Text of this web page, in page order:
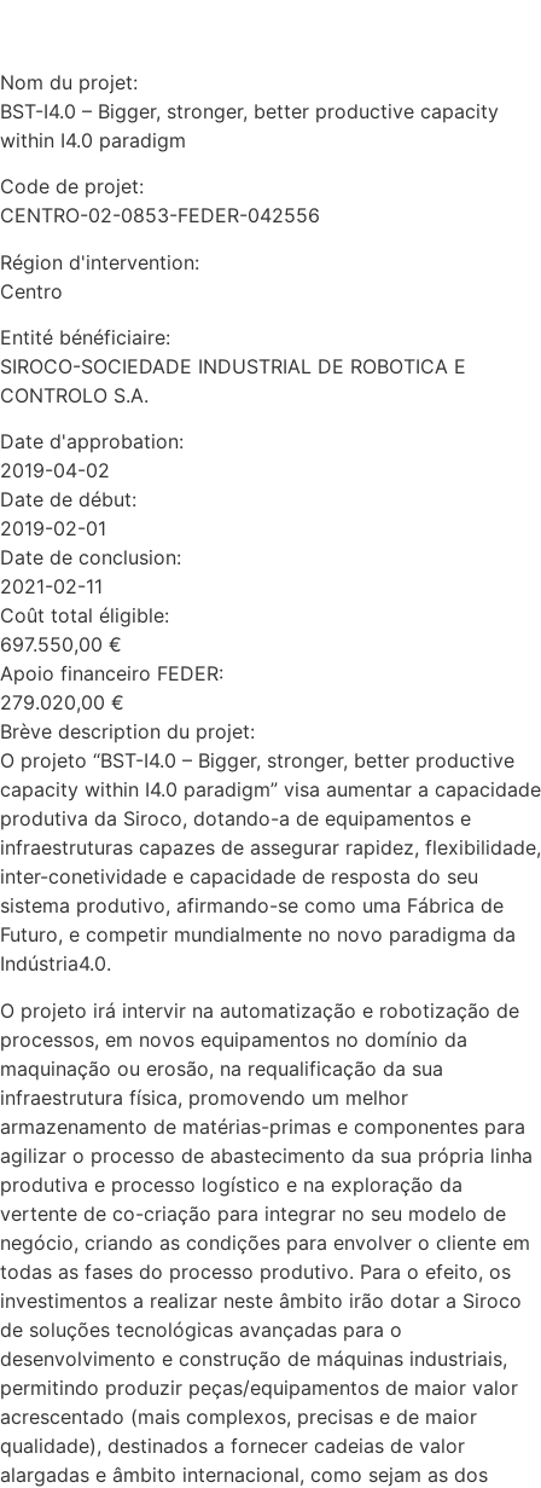
Nom du projet:
BST-I4.0 – Bigger, stronger, better productive capacity
within I4.0 paradigm
Code de projet:
CENTRO-02-0853-FEDER-042556
Région d'intervention:
Centro
Entité bénéficiaire:
SIROCO-SOCIEDADE INDUSTRIAL DE ROBOTICA E
CONTROLO S.A.
Date d'approbation:
2019-04-02
Date de début:
2019-02-01
Date de conclusion:
2021-02-11
Coût total éligible:
697.550,00 €
Apoio financeiro FEDER:
279.020,00 €
Brève description du projet:
O projeto “BST-I4.0 – Bigger, stronger, better productive
capacity within I4.0 paradigm” visa aumentar a capacidade
produtiva da Siroco, dotando-a de equipamentos e
infraestruturas capazes de assegurar rapidez, flexibilidade,
inter-conetividade e capacidade de resposta do seu
sistema produtivo, afirmando-se como uma Fábrica de
Futuro, e competir mundialmente no novo paradigma da
Indústria4.0.
O projeto irá intervir na automatização e robotização de
processos, em novos equipamentos no domínio da
maquinação ou erosão, na requalificação da sua
infraestrutura física, promovendo um melhor
armazenamento de matérias-primas e componentes para
agilizar o processo de abastecimento da sua própria linha
produtiva e processo logístico e na exploração da
vertente de co-criação para integrar no seu modelo de
negócio, criando as condições para envolver o cliente em
todas as fases do processo produtivo. Para o efeito, os
investimentos a realizar neste âmbito irão dotar a Siroco
de soluções tecnológicas avançadas para o
desenvolvimento e construção de máquinas industriais,
permitindo produzir peças/equipamentos de maior valor
acrescentado (mais complexos, precisas e de maior
qualidade), destinados a fornecer cadeias de valor
alargadas e âmbito internacional, como sejam as dos